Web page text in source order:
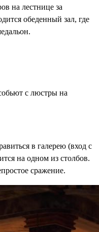
на лестнице за
обеденный зал, где
с люстры на
в галерею (вход с
на одном из столбов.
сражение.